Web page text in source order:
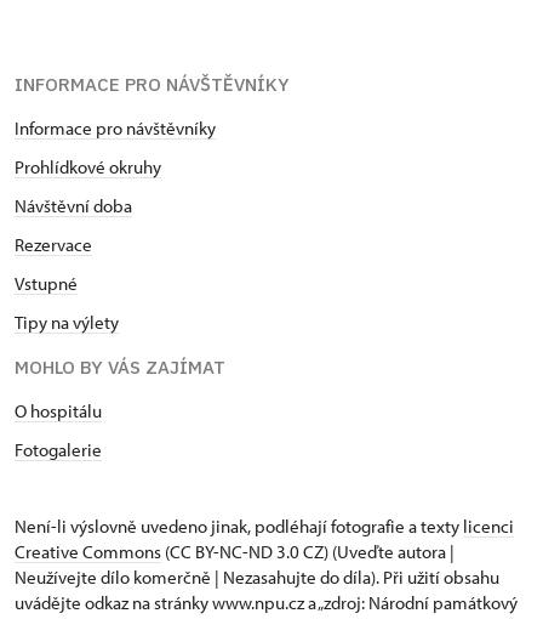
INFORMACE PRO NÁVŠTĚVNÍKY
Informace pro návštěvníky
Prohlídkové okruhy
Návštěvní doba
Rezervace
Vstupné
Tipy na výlety
MOHLO BY VÁS ZAJÍMAT
O hospitálu
Fotogalerie
Není-li výslovně uvedeno jinak, podléhají fotografie a texty licenci
Creative Commons (CC BY-NC-ND 3.0 CZ) (Uveďte autora |
Neužívejte dílo komerčně | Nezasahujte do díla). Při užití obsahu
uvádějte odkaz na stránky www.npu.cz a „zdroj: Národní památkový